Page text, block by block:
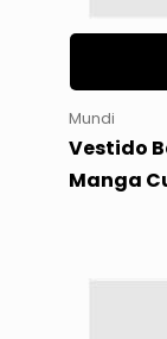
Mundi
Vestido
Manga